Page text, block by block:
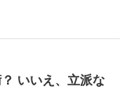
いいえ、立派な